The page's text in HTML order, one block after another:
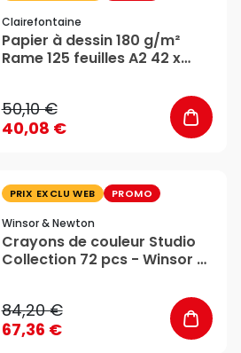
Clairefontaine
Papier à dessin 180 g/m²
Rame 125 feuilles A2 42 x
50,10 €
40,08 €
PRIX EXCLU WEB PROMO
Winsor & Newton
Crayons de couleur Studio
Collection 72 pcs - Winsor &
84,20 €
67,36 €